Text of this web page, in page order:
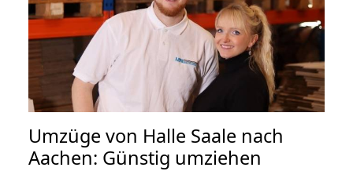
Umzüge von Halle Saale nach
Aachen: Günstig umziehen